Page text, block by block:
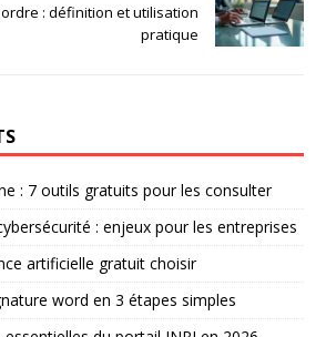
: définition et utilisation
pratique
: 7 outils gratuits pour les consulter
: enjeux pour les entreprises
artificielle gratuit choisir
word en 3 étapes simples